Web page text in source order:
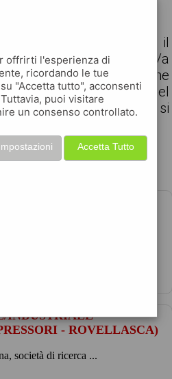
PRODUZIONE
ricerchiamo, per il
di Cadorago (CO), un/a
e Conduzione
inserita all'interno del
sede di Cadorago e si
INDUSTRIALE
- ROVELLASCA)
società di ricerca ...
offrirti l'esperienza di
ricordando le tue
"Accetta tutto", acconsenti
puoi visitare
un consenso controllato.
Accetta Tutto